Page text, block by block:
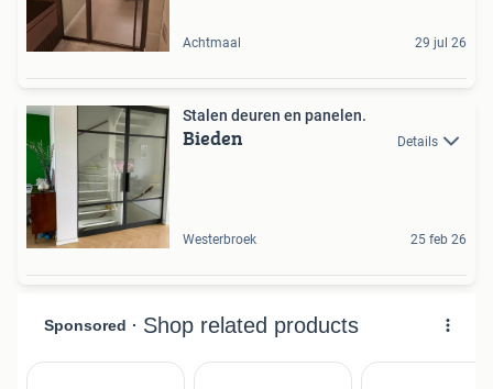
Achtmaal 29 jul 26
Stalen deuren en panelen.
Bieden Details
Westerbroek 25 feb 26